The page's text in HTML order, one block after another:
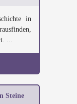
in
...
Steine